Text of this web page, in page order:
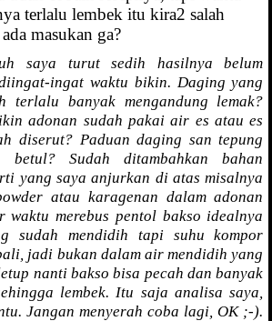
terlalu lembek itu kira2 salah
masukan ga?
saya turut sedih hasilnya belum
ingat waktu bikin. Daging yang
terlalu banyak mengandung lemak?
adonan sudah pakai air es atau es
diserut? Paduan daging san tepung
betul? Sudah ditambahkan bahan
yang saya anjurkan di atas misalnya
atau karagenan dalam adonan
waktu merebus pentol bakso idealnya
sudah mendidih tapi suhu kompor
jadi bukan dalam air mendidih yang
nanti bakso bisa pecah dan banyak
lembek. Itu saja analisa saya,
Jangan menyerah coba lagi, OK ;-).